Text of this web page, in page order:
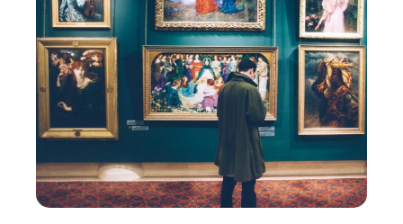
z
s
t
i
l
t
t
-